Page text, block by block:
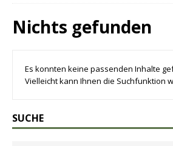
Nichts gefunden
Es konnten keine passenden Inhalte
Vielleicht kann Ihnen die Suchfunktion
SUCHE